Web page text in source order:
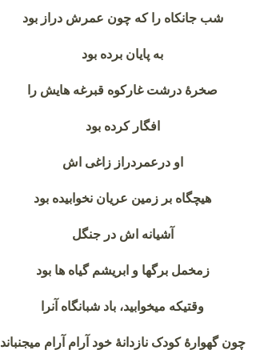
شب جانکاه را که چون عمرش دراز بود
به پایان برده بود
صخرهٔ درشت غارکوه قبرغه هایش را
افگار کرده بود
او درعمردراز زاغی اش
هیچگاه بر زمین عریان نخوابیده بود
آشیانه اش در جنگل
زمخمل برگها و ابریشم گیاه ها بود
وقتیکه میخوابید، باد شبانگاه آنرا
چون گهوارهٔ کودک نازدانهٔ خود آرام آرام میجنباند